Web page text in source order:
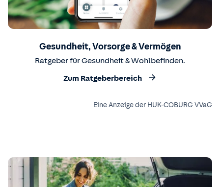
Gesundheit, Vorsorge & Vermögen
Ratgeber für Gesundheit & Wohlbefinden.
Zum Ratgeberbereich
Eine Anzeige der HUK-COBURG VVaG